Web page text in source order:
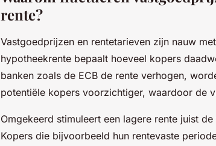
rente?
Vastgoedprijzen en rentetarieven zijn nauw
hypotheekrente bepaalt hoeveel kopers
banken zoals de ECB de rente verhogen,
potentiële kopers voorzichtiger, waardoor de
Omgekeerd stimuleert een lagere rente juist
Kopers die bijvoorbeeld hun rentevaste